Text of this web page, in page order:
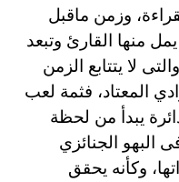
وزمن ماقبل
منها القارئ وتبعد
لا يتتابع الزمن
المعتاد، فثمة لعب
يبدأ من لحظة
البهو الجنائزي
وكأنه يحقق